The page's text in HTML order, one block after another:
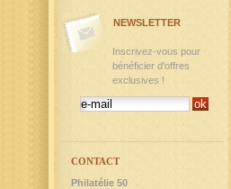
NEWSLETTER
Inscrivez-vous pour
bénéficier d'offres
exclusives !
CONTACT
Philatélie 50